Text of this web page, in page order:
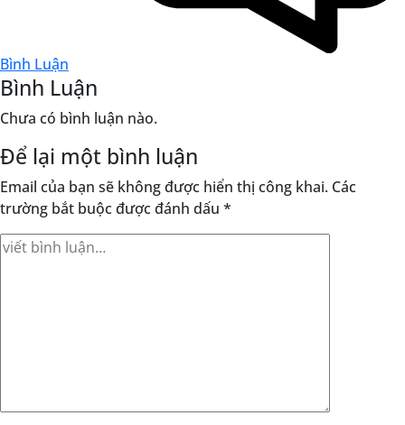
Bình Luận
Bình Luận
Chưa có bình luận nào.
Để lại một bình luận
Email của bạn sẽ không được hiển thị công khai. Các
trường bắt buộc được đánh dấu *